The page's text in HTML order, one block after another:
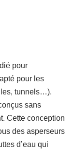
pour
pour les
tunnels…).
sans
Cette conception
des asperseurs
d’eau qui